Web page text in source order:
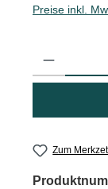
Preise inkl.
Produkt
Zum